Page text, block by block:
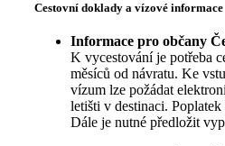
Cestovní doklady a vízové informace
Informace pro občany
K vycestování je potřeba
měsíců od návratu. Ke
vízum lze požádat
letišti v destinaci.
Dále je nutné předložit